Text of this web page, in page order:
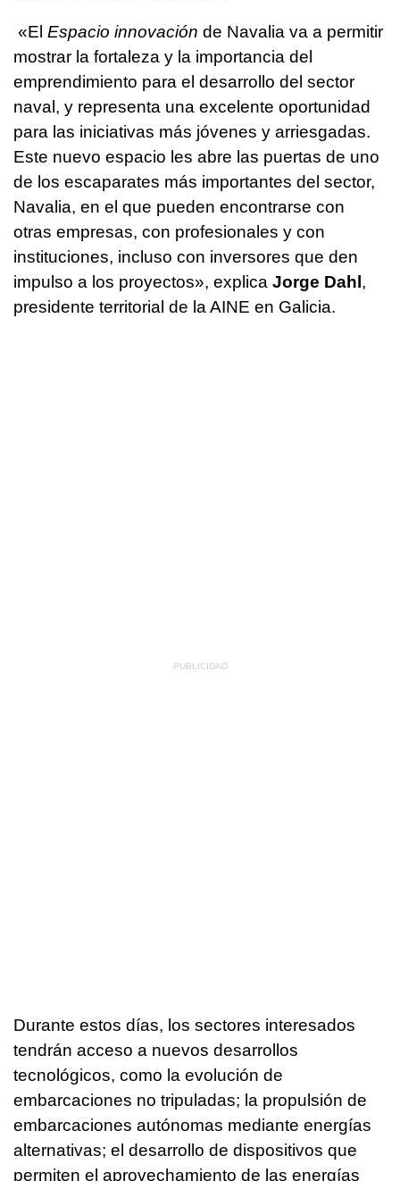
«El Espacio innovación de Navalia va a permitir
mostrar la fortaleza y la importancia del
emprendimiento para el desarrollo del sector
naval, y representa una excelente oportunidad
para las iniciativas más jóvenes y arriesgadas.
Este nuevo espacio les abre las puertas de uno
de los escaparates más importantes del sector,
Navalia, en el que pueden encontrarse con
otras empresas, con profesionales y con
instituciones, incluso con inversores que den
impulso a los proyectos», explica Jorge Dahl,
presidente territorial de la AINE en Galicia.
Durante estos días, los sectores interesados
tendrán acceso a nuevos desarrollos
tecnológicos, como la evolución de
embarcaciones no tripuladas; la propulsión de
embarcaciones autónomas mediante energías
alternativas; el desarrollo de dispositivos que
permiten el aprovechamiento de las energías